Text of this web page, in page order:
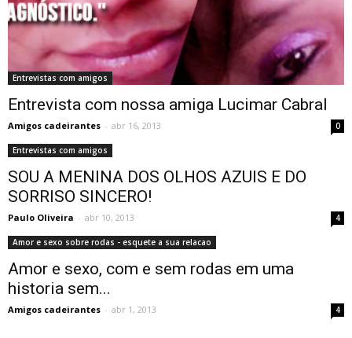
Entrevistas com amigos
Entrevista com nossa amiga Lucimar Cabral
Amigos cadeirantes - abr 16, 2013 0
Entrevistas com amigos
SOU A MENINA DOS OLHOS AZUIS E DO
SORRISO SINCERO!
Paulo Oliveira - abr 10, 2013 4
Amor e sexo sobre rodas - esquete a sua relacao
Amor e sexo, com e sem rodas em uma
historia sem...
Amigos cadeirantes - abr 1, 2013 4